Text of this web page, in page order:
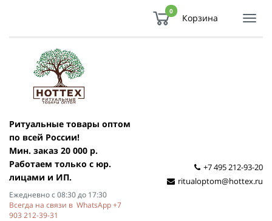
0
Корзина
Ритуальные товары оптом
по всей России!
Мин. заказ 20 000 р.
Работаем только с юр.
лицами и ИП.
Ежедневно с 08:30 до 17:30
Всегда на связи в WhatsApp +7
903 212-39-31
+7 495 212-93-20
ritualoptom@hottex.ru